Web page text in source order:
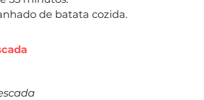
de batata cozida.